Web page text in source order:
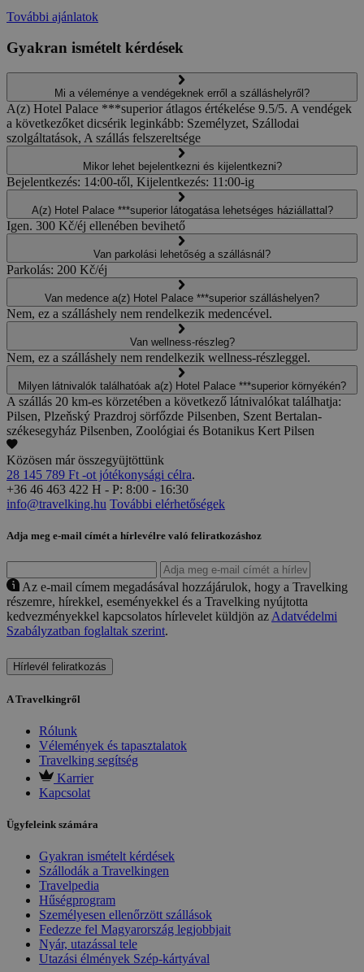
További ajánlatok
Gyakran ismételt kérdések
Mi a véleménye a vendégeknek erről a szálláshelyről?
A(z) Hotel Palace ***superior átlagos értékelése 9.5/5. A vendégek
a következőket dicsérik leginkább: Személyzet, Szállodai
szolgáltatások, A szállás felszereltsége
Mikor lehet bejelentkezni és kijelentkezni?
Bejelentkezés: 14:00-től, Kijelentkezés: 11:00-ig
A(z) Hotel Palace ***superior látogatása lehetséges háziállattal?
Igen. 300 Kč/éj ellenében bevihető
Van parkolási lehetőség a szállásnál?
Parkolás: 200 Kč/éj
Van medence a(z) Hotel Palace ***superior szálláshelyen?
Nem, ez a szálláshely nem rendelkezik medencével.
Van wellness-részleg?
Nem, ez a szálláshely nem rendelkezik wellness-részleggel.
Milyen látnivalók találhatóak a(z) Hotel Palace ***superior környékén?
A szállás 20 km-es körzetében a következő látnivalókat találhatja:
Pilsen, Plzeňský Prazdroj sörfőzde Pilsenben, Szent Bertalan-
székesegyház Pilsenben, Zoológiai és Botanikus Kert Pilsen
Közösen már összegyüjtöttünk
28 145 789 Ft -ot jótékonysági célra.
+36 46 463 422 H - P: 8:00 - 16:30
info@travelking.hu További elérhetőségek
Adja meg e-mail címét a hírlevélre való feliratkozáshoz
Az e-mail címem megadásával hozzájárulok, hogy a Travelking
részemre, hírekkel, eseményekkel és a Travelking nyújtotta
kedvezményekkel kapcsolatos hírlevelet küldjön az Adatvédelmi
Szabályzatban foglaltak szerint.
Hírlevél feliratkozás
A Travelkingről
Rólunk
Vélemények és tapasztalatok
Travelking segítség
Karrier
Kapcsolat
Ügyfeleink számára
Gyakran ismételt kérdések
Szállodák a Travelkingen
Travelpedia
Hűségprogram
Személyesen ellenőrzött szállások
Fedezze fel Magyarország legjobbjait
Nyár, utazással tele
Utazási élmények Szép-kártyával